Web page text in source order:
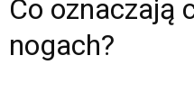
Co oznaczają
nogach?